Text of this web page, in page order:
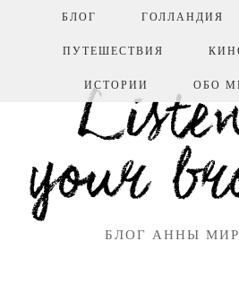
your
БЛОГ АННЫ
БЛОГ ГОЛЛАНДИЯ
ПУТЕШЕСТВИЯ
ИСТОРИИ ОБО